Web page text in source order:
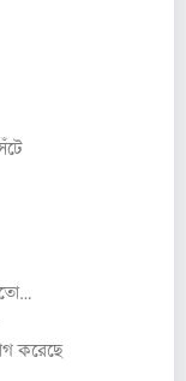
করেছে